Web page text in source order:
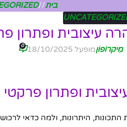
בית/
עיצובית ופתרון
מִיקרוֹפוֹןמופעל 18/10/2025 0
ופתרון